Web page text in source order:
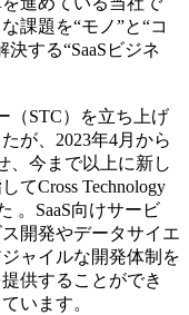
課題を“モノ”と“コ
する“SaaSビジネ
（STC）を立ち上げ
が、2023年4月から
、今まで以上に新し
てCross Technology
。SaaS向けサービ
開発やデータサイエ
ャイルな開発体制を
供することができ
います。